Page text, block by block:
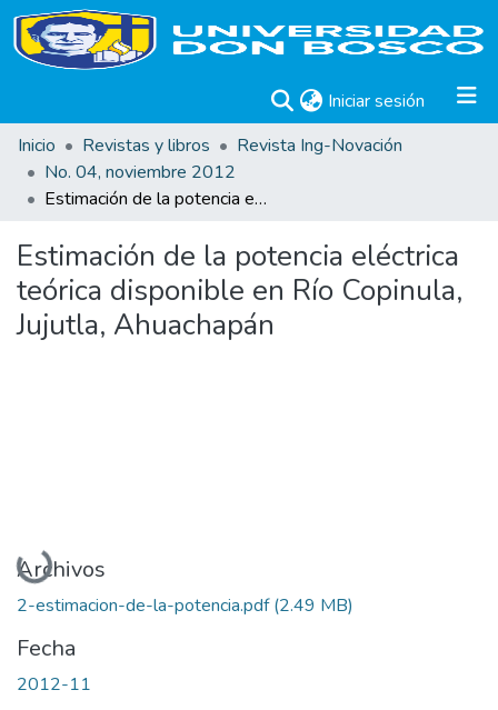
Iniciar sesión (current)
Inicio
Revistas y libros
Revista Ing-Novación
No. 04, noviembre 2012
Estimación de la potencia eléctrica teórica disponible en Río Copinula, Jujutla, Ahuachapán
Estimación de la potencia eléctrica
teórica disponible en Río Copinula,
Jujutla, Ahuachapán
Cargando...
Archivos
2-estimacion-de-la-potencia.pdf(2.49 MB)
Fecha
2012-11